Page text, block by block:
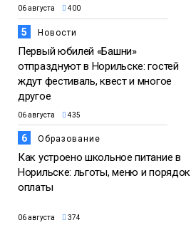
06 августа 400
5 Новости
Первый юбилей «Башни»
отпразднуют в Норильске: гостей
ждут фестиваль, квест и многое
другое
06 августа 435
6 Образование
Как устроено школьное питание в
Норильске: льготы, меню и порядок
оплаты
06 августа 374